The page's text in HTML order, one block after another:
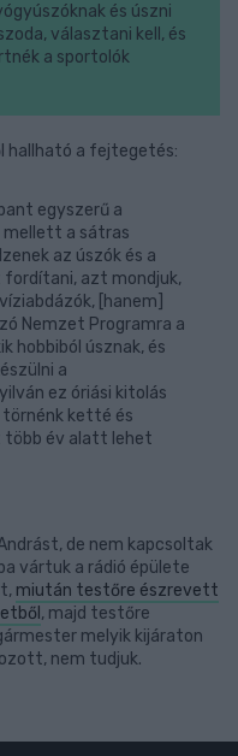
és úszni
választani kell, és
a sportolók
hallható a fejtegetés:
egyszerű a
a sátras
az úszók és a
fordítani, azt mondjuk,
[hanem]
Nemzet Programra a
hobbiból úsznak, és
a
ez óriási kitolás
törnénk ketté és
több év alatt lehet
de nem kapcsoltak
vártuk a rádió épülete
miután testőre észrevett
, majd testőre
melyik kijáraton
nem tudjuk.